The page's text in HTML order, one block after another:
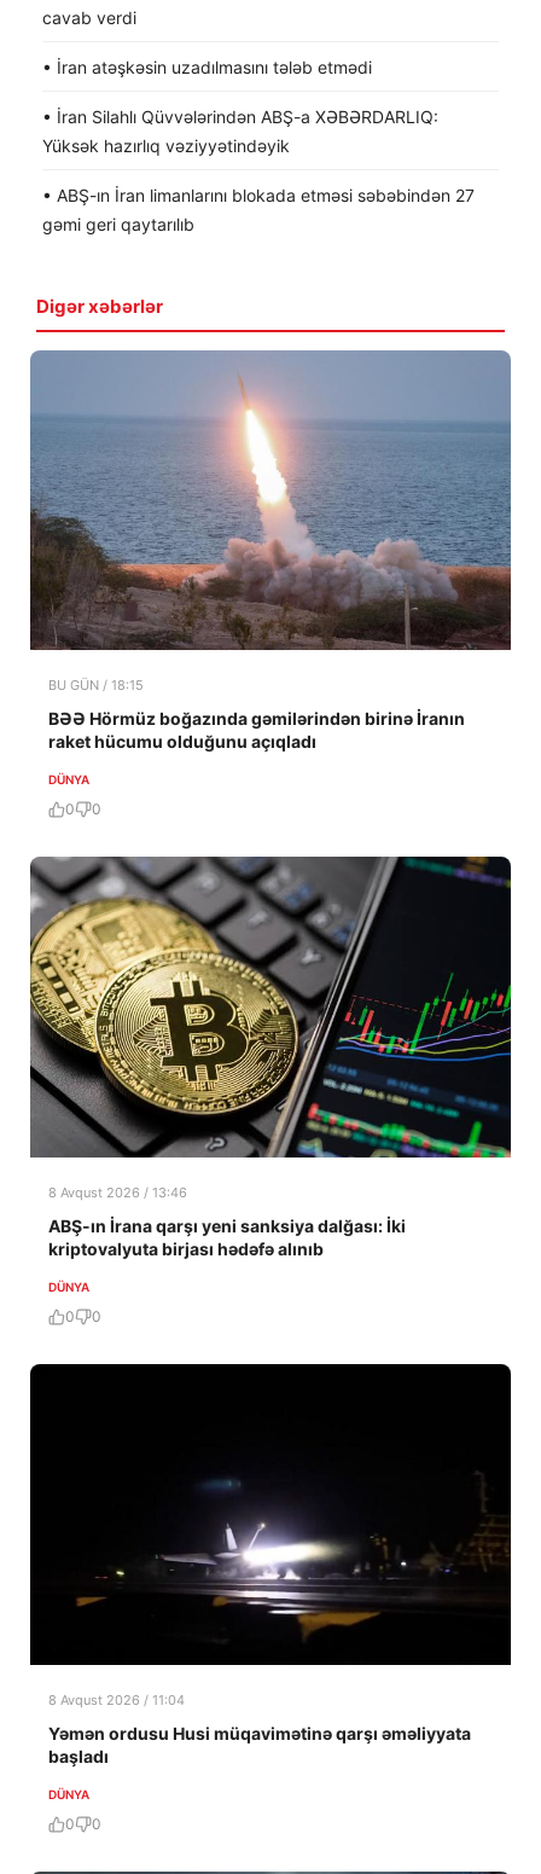
cavab verdi
• İran atəşkəsin uzadılmasını tələb etmədi
• İran Silahlı Qüvvələrindən ABŞ-a XƏBƏRDARLIQ:
Yüksək hazırlıq vəziyyətindəyik
• ABŞ-ın İran limanlarını blokada etməsi səbəbindən 27
gəmi geri qaytarılıb
Digər xəbərlər
BU GÜN / 18:15
BƏƏ Hörmüz boğazında gəmilərindən birinə İranın
raket hücumu olduğunu açıqladı
DÜNYA
0 0
8 Avqust 2026 / 13:46
ABŞ-ın İrana qarşı yeni sanksiya dalğası: İki
kriptovalyuta birjası hədəfə alınıb
DÜNYA
0 0
8 Avqust 2026 / 11:04
Yəmən ordusu Husi müqavimətinə qarşı əməliyyata
başladı
DÜNYA
0 0